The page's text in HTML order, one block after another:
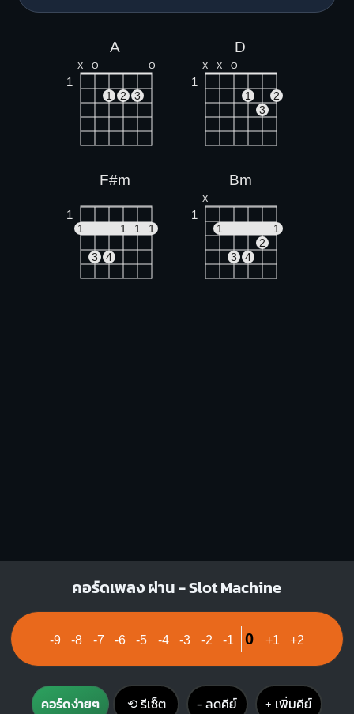
A
X O O
1
1 2 3
D
X X O
1
1
2
3
F#m
1
1 1 1 1
3 4
Bm
X
1
1
1
2
3
4
คอร์ดเพลง ผ่าน - Slot Machine
-9 -8 -7 -6 -5 -4 -3 -2 -1 0 +1 +2
คอร์ดง่ายๆ ⟲ รีเซ็ต − ลดคีย์ + เพิ่มคีย์